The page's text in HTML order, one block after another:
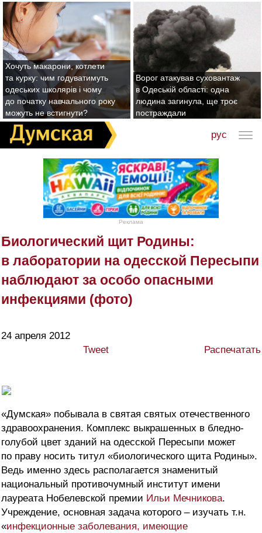
Хочуть макарони, котлети
та курку: чим годуватимуть
одеських школярів і чому
до початку навчального року
можуть не встигнути?
Ворог атакував суховантаж
в Одеській області: одна
людина загинула, ще троє
постраждали
рус
Реклама
Биологический щит Родины:
в лаборатории на одесской Пересыпи
наблюдают за особо опасными
инфекциями (фото)
24 апреля 2012
Tweet
Распечатать
«Думская» побывала в святая святых отечественного
здравоохранения. Комплекс выкрашенных в бледно-
голубой цвет зданий на одесской Пересыпи может
по праву носить титул «биологического щита Родины».
Ведь именно здесь располагается знаменитый
национальный противочумный институт имени
лауреата Нобелевской премии Ильи Мечникова.
Учреждение, основная задача которого – изучать т.н.
«инфекционные заболевания, имеющие